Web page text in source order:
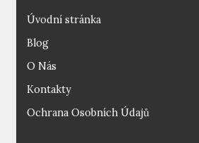
Úvodní stránka
Blog
O Nás
Kontakty
Ochrana Osobních Údajů